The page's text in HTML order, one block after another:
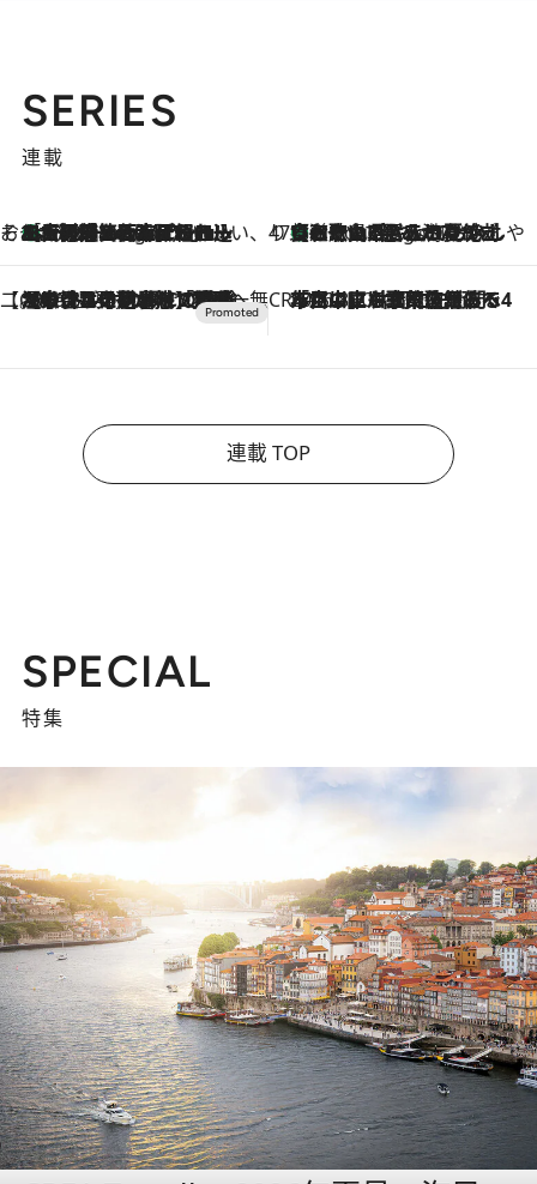
SERIES
連載
そおだよおこの関西おいしい、おやつ紀行
6 Hours Ago
［大阪府箕面市］一皿一皿目の前で仕上げられる、料理を巧みに組み込んだアシェットデセールコース「ミチル アシェット デセール（Michiru assiette dessert）」 47都道府県の手みやげ ひんやりスイーツで夏を満喫
6 Hours Ago
【和歌山県】この夏絶対食べたい 冷やしておいしいおやつ3選 みかんがごろっと丸ごと入ったジュレ
【CREA×星野リゾート】唯一無二。癒しと発見が待つ場所へ
2026.8.7
【トンボの足水浴】ヒノキの香りに包まれて涼感マックス！約13℃の湧水かけ流しを避暑地「星野温泉 トンボの湯」で体験 CREA'S CHOICE
2026.8.7
「立川にも歌舞伎があるんだよ」 片岡仁左衛門・市川中車ら豪華座組みで4年目の立川立飛歌舞伎へ
連載 TOP
SPECIAL
特集